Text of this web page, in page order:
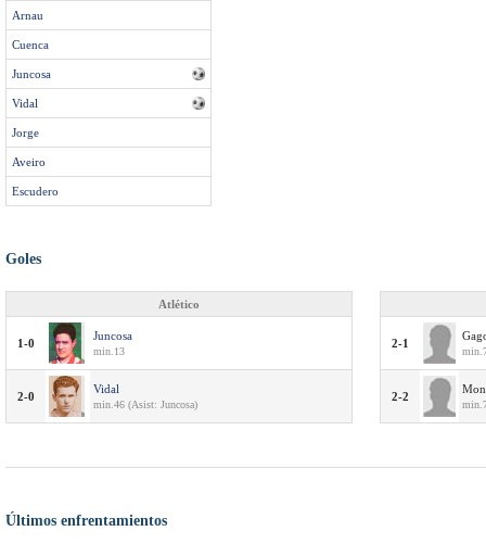
Arnau
Cuenca
Juncosa
Vidal
Jorge
Aveiro
Escudero
Goles
Atlético
1-0
Juncosa
min.13
2-0
Vidal
min.46 (Asist: Juncosa)
2-1
2-2
Últimos enfrentamientos